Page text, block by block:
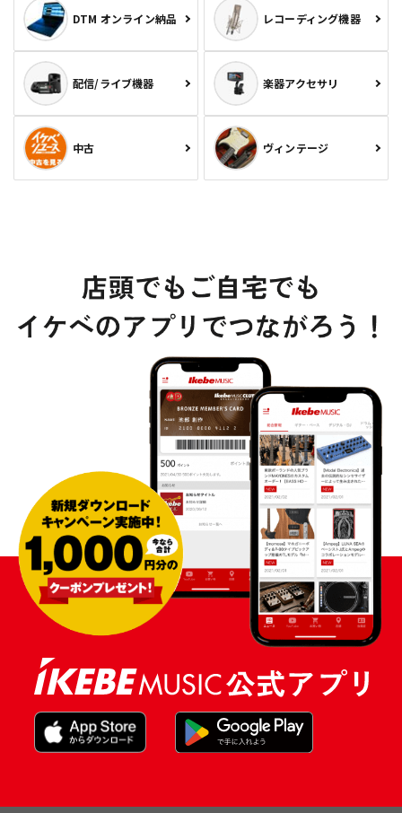
DTM オンライン納品 レコーディング機器
配信/ライブ機器 楽器アクセサリ
中古 ヴィンテージ